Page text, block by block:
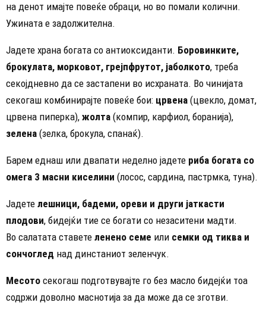
на денот имајте повеќе обраци, но во помали колични.
Ужината е задолжителна.
Јадете храна богата со антиоксиданти. Боровинките,
брокулата, морковот, грејпфрутот, јаболкото, треба
секојдневно да се застапени во исхраната. Во чинијата
секогаш комбинирајте повеќе бои: црвена (цвекло, домат,
црвена пиперка), жолта (компир, карфиол, боранија),
зелена (зелка, брокула, спанаќ).
Барем еднаш или двапати неделно јадете риба богата со
омега 3 масни киселини (лосос, сардина, пастрмка, туна).
Јадете лешници, бадеми, ореви и други јаткасти
плодови, бидејќи тие се богати со незаситени мадти.
Во салатата ставете ленено семе или семки од тиква и
сончоглед над динстаниот зеленчук.
Месото секогаш подготвувајте го без масло бидејќи тоа
содржи доволно маснотија за да може да се зготви.